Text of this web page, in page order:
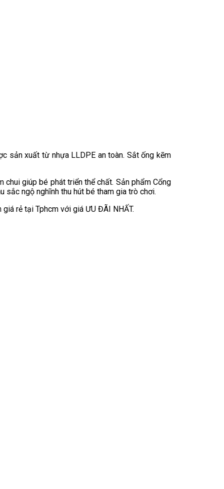
sản xuất từ nhựa LLDPE an toàn. Sắt ống kẽm
chui giúp bé phát triển thể chất. Sản phẩm Cổng
sắc ngộ nghĩnh thu hút bé tham gia trò chơi.
rẻ tại Tphcm với giá ƯU ĐÃI NHẤT.